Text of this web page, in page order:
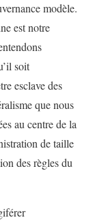
modèle.
est notre
soit
esclave des
que nous
au centre de la
de taille
des règles du